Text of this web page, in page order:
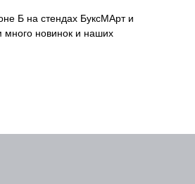
Б на стендах БуксМАрт и
много новинок и наших